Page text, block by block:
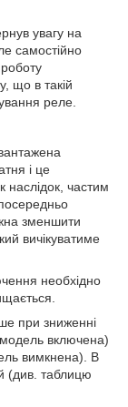
увагу на
самостійно
що в такій
реле.
і це
наслідок, частим
зменшити
вичікуватиме
необхідно
при зниженні
включена)
вимкнена). В
(див. таблицю